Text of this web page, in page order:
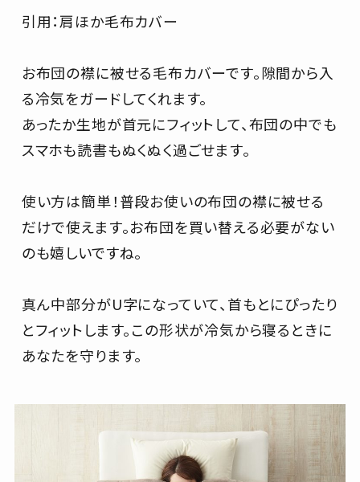
引用：肩ほか毛布カバー
お布団の襟に被せる毛布カバーです。隙間から入
る冷気をガードしてくれます。
あったか生地が首元にフィットして、布団の中でも
スマホも読書もぬくぬく過ごせます。
使い方は簡単！普段お使いの布団の襟に被せる
だけで使えます。お布団を買い替える必要がない
のも嬉しいですね。
真ん中部分がU字になっていて、首もとにぴったり
とフィットします。この形状が冷気から寝るときに
あなたを守ります。